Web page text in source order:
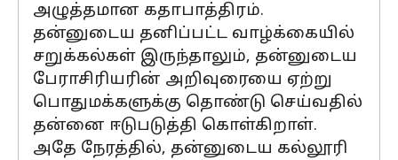
அழுத்தமான கதாபாத்திரம்.
தன்னுடைய தனிப்பட்ட வாழ்க்கையில்
சறுக்கல்கள் இருந்தாலும், தன்னுடைய
பேராசிரியரின் அறிவுரையை ஏற்று
பொதுமக்களுக்கு தொண்டு செய்வதில்
தன்னை ஈடுபடுத்தி கொள்கிறாள்.
அதே நேரத்தில், தன்னுடைய கல்லூரி